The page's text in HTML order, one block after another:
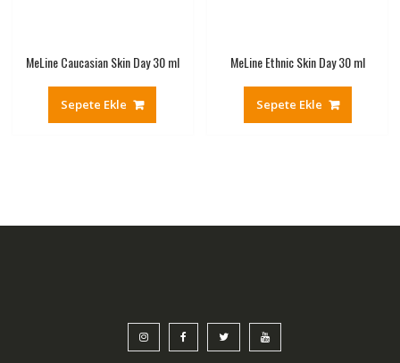
MeLine Caucasian Skin Day 30 ml
Sepete Ekle
MeLine Ethnic Skin Day 30 ml
Sepete Ekle